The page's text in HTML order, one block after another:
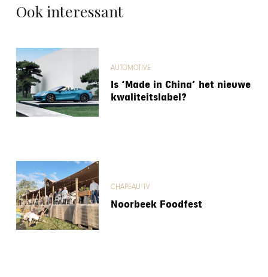
Ook interessant
AUTOMOTIVE
Is ‘Made in China’ het nieuwe
kwaliteitslabel?
CHAPEAU TV
Noorbeek Foodfest